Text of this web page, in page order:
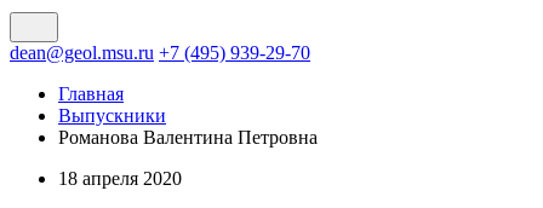
dean@geol.msu.ru +7 (495) 939-29-70
Главная
Выпускники
Романова Валентина Петровна
18 апреля 2020